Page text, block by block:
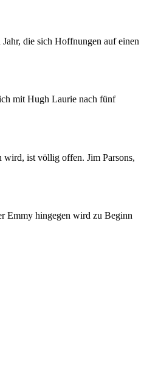
die sich Hoffnungen auf einen
mit Hugh Laurie nach fünf
wird, ist völlig offen. Jim Parsons,
Emmy hingegen wird zu Beginn